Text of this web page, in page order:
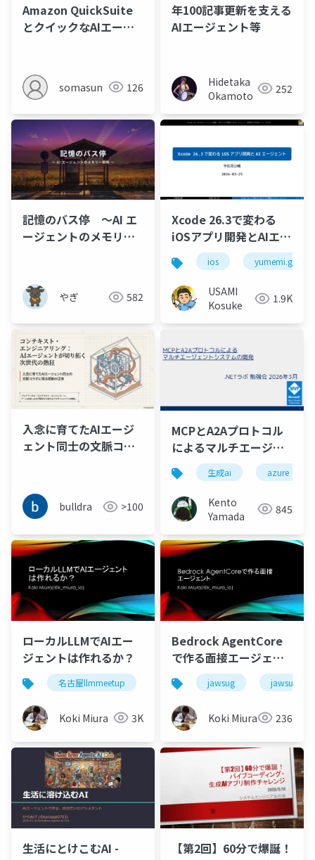
Amazon QuickSuite
とクイックなAIエージ
somasun 126
年100記事更新を支える
AIエージェント等
Hidetaka
Okamoto
252
記憶のバス停 〜AI エ
ージェントのメモリー
やぎ 582
Xcode 26.3で変わる
iOSアプリ開発とAIエー
ジェント
ios yumemi.grow
USAMI
Kosuke
1.9K
入念に育てたAIエージ
ェント同士の文脈コラ
bulldra >100
MCPとA2Aプロトコル
によるマルチエージェ
ントシステムの開発
生成ai azure
Kento
Yamada
845
ローカルLLMでAIエー
ジェントは作れるか？
名古屋llmmeetup
Koki Miura 3K
Bedrock AgentCore
で作る面接エージェン
ト
jawsug
Koki Miura 236
生活にとけこむAI -
【第2回】60分で爆誕！